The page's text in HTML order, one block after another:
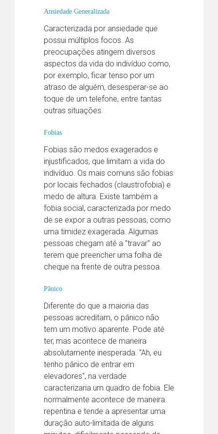
Ansiedade Generalizada
Caracterizada por ansiedade que
possui múltiplos focos. As
preocupações atingem diversos
aspectos da vida do indivíduo como,
por exemplo, ficar tenso por um
atraso de alguém, desesperar-se ao
toque de um telefone, entre tantas
outras situações.
Fobias
Fobias são medos exagerados e
injustificados, que limitam a vida do
indivíduo. Os mais comuns são fobias
por locais fechados (claustrofobia) e
medo de altura. Existe também a
fobia social, caracterizada por medo
de se expor a outras pessoas, como
uma timidez exagerada. Algumas
pessoas chegam até a "travar" ao
terem que preencher uma folha de
cheque na frente de outra pessoa.
Pânico
Diferente do que a maioria das
pessoas acreditam, o pânico não
tem um motivo aparente. Pode até
ter, mas acontece de maneira
absolutamente inesperada. "Ah, eu
tenho pânico de entrar em
elevadores", na verdade
caracterizaria um quadro de fobia. Ele
normalmente acontece de maneira
repentina e tende a apresentar uma
duração auto-limitada de alguns